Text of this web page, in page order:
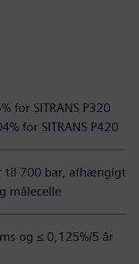
for SITRANS P320
for SITRANS P420
til 700 bar, afhængigt
målecelle
og ≤ 0,125%/5 år